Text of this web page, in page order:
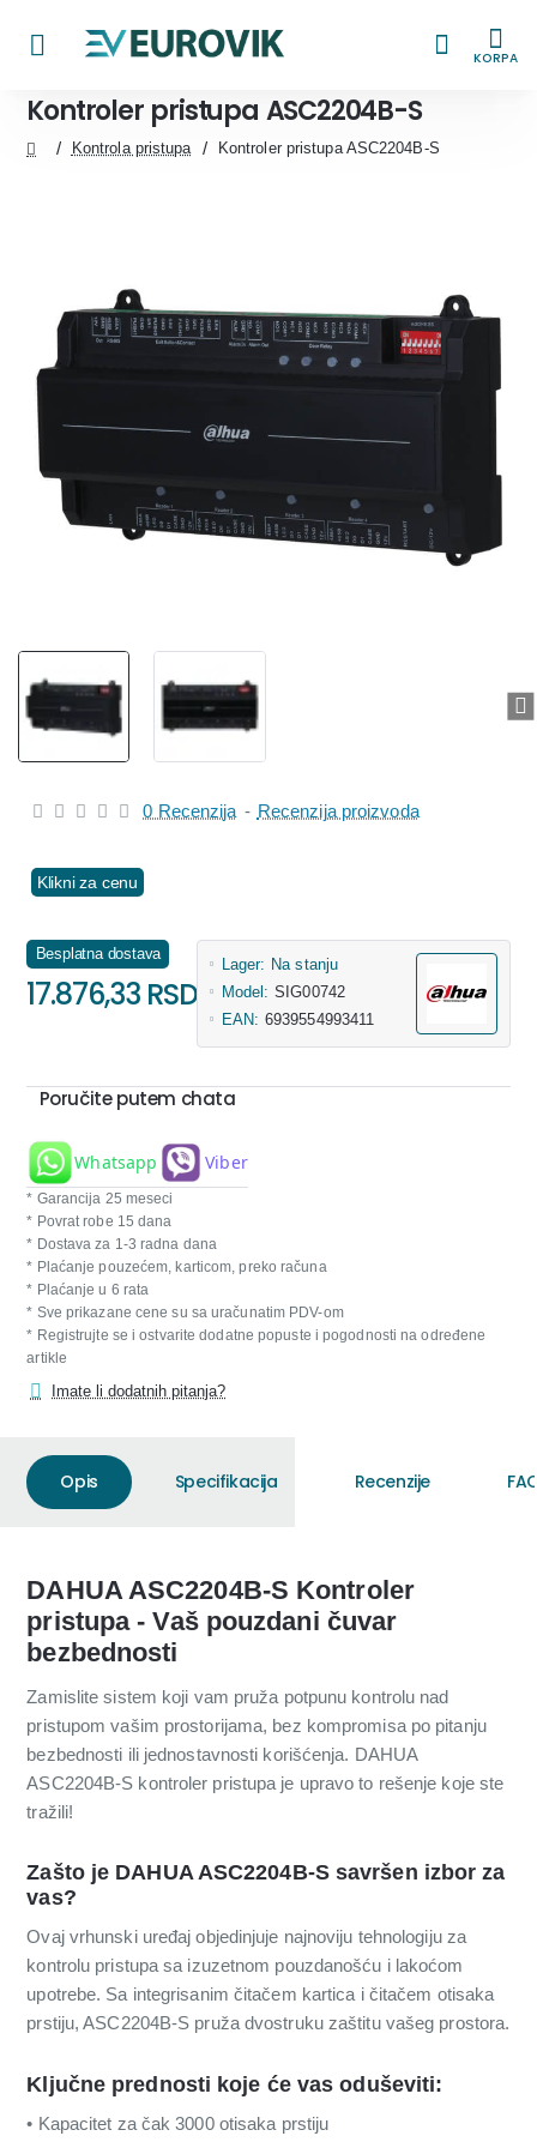
KORPA
Kontroler pristupa ASC2204B-S
Kontrola pristupa Kontroler pristupa ASC2204B-S
Klikni za cenu
0 Recenzija - Recenzija proizvoda
Besplatna dostava
17.876,33 RSD
Lager: Na stanju
Model: SIG00742
EAN: 6939554993411
Poručite putem chata
Whatsapp Viber
* Garancija 25 meseci
* Povrat robe 15 dana
* Dostava za 1-3 radna dana
* Plaćanje pouzećem, karticom, preko računa
* Plaćanje u 6 rata
* Sve prikazane cene su sa uračunatim PDV-om
* Registrujte se i ostvarite dodatne popuste i pogodnosti na određene
artikle
Imate li dodatnih pitanja?
Opis Specifikacija Recenzije
DAHUA ASC2204B-S Kontroler
pristupa - Vaš pouzdani čuvar
bezbednosti
Zamislite sistem koji vam pruža potpunu kontrolu nad
pristupom vašim prostorijama, bez kompromisa po pitanju
bezbednosti ili jednostavnosti korišćenja. DAHUA
ASC2204B-S kontroler pristupa je upravo to rešenje koje ste
tražili!
Zašto je DAHUA ASC2204B-S savršen izbor za
vas?
Ovaj vrhunski uređaj objedinjuje najnoviju tehnologiju za
kontrolu pristupa sa izuzetnom pouzdanošću i lakoćom
upotrebe. Sa integrisanim čitačem kartica i čitačem otisaka
prstiju, ASC2204B-S pruža dvostruku zaštitu vašeg prostora.
Ključne prednosti koje će vas oduševiti:
• Kapacitet za čak 3000 otisaka prstiju